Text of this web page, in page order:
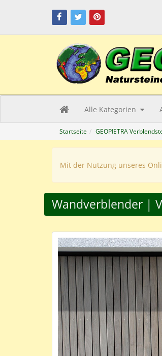
Alle Kategorien
Startseite GEOPIETRA
Mit der Nutzung unseres
Wandverblender |